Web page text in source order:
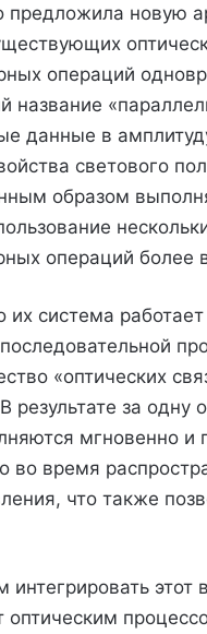
новую
операций
название
данные в
светового
образом
операций более
их система
«оптических
за одну
мгновенно и
во время
что также
оптическим